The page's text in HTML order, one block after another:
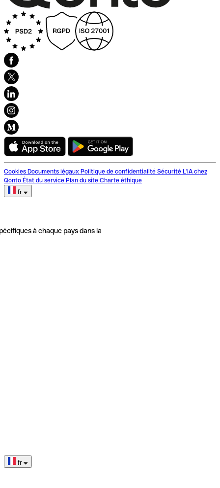
Cookies Documents légaux Politique de confidentialité Sécurité L'IA chez
Qonto État du service Plan du site Charte éthique
fr
à chaque pays dans la
fr